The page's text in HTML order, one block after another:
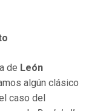
de León
algún clásico
caso del